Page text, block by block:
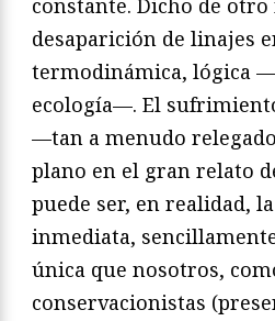
constante. Dicho de
desaparición de linajes
termodinámica, lógica
ecología—. El
—tan a menudo
plano en el gran relato
puede ser, en realidad,
inmediata,
única que nosotros,
conservacionistas